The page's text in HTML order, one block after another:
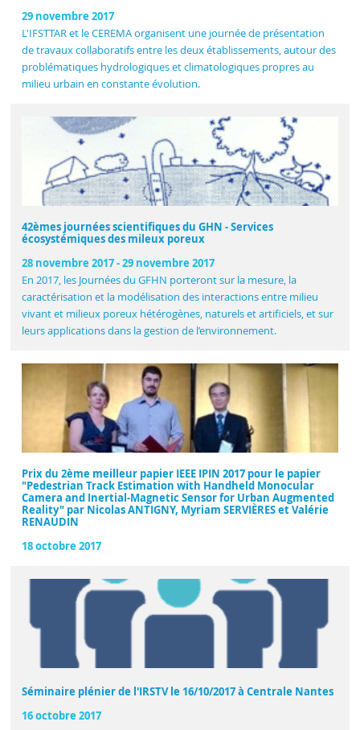
29 novembre 2017
L'IFSTTAR et le CEREMA organisent une journée de présentation
de travaux collaboratifs entre les deux établissements, autour des
problématiques hydrologiques et climatologiques propres au
milieu urbain en constante évolution.
42èmes journées scientifiques du GHN - Services
écosystémiques des mileux poreux
28 novembre 2017-29 novembre 2017
En 2017, les Journées du GFHN porteront sur la mesure, la
caractérisation et la modélisation des interactions entre milieu
vivant et milieux poreux hétérogènes, naturels et artificiels, et sur
leurs applications dans la gestion de l’environnement.
Prix du 2ème meilleur papier IEEE IPIN 2017 pour le papier
"Pedestrian Track Estimation with Handheld Monocular
Camera and Inertial-Magnetic Sensor for Urban Augmented
Reality" par Nicolas ANTIGNY, Myriam SERVIÈRES et Valérie
RENAUDIN
18 octobre 2017
Séminaire plénier de l'IRSTV le 16/10/2017 à Centrale Nantes
16 octobre 2017